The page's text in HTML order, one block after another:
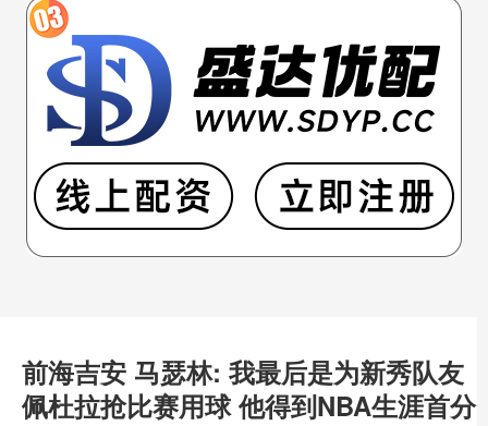
前海吉安 马瑟林: 我最后是为新秀队友
佩杜拉抢比赛用球 他得到NBA生涯首分